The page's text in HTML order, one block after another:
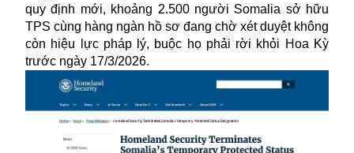
quy định mới, khoảng 2.500 người Somalia sở hữu
TPS cùng hàng ngàn hồ sơ đang chờ xét duyệt không
còn hiệu lực pháp lý, buộc họ phải rời khỏi Hoa Kỳ
trước ngày 17/3/2026.